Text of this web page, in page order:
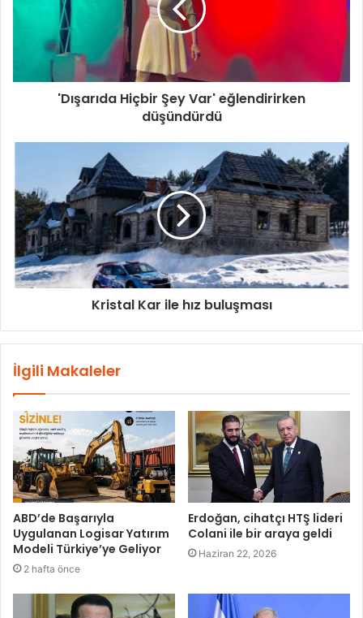
'Dışarıda Hiçbir Şey Var' eğlendirirken
düşündürdü
Kristal Kar ile hız buluşması
İlgili Makaleler
ABD’de Başarıyla
Uygulanan Logisar Yatırım
Modeli Türkiye’ye Geliyor
2 hafta önce
Erdoğan, cihatçı HTŞ lideri
Colani ile bir araya geldi
Haziran 22, 2026